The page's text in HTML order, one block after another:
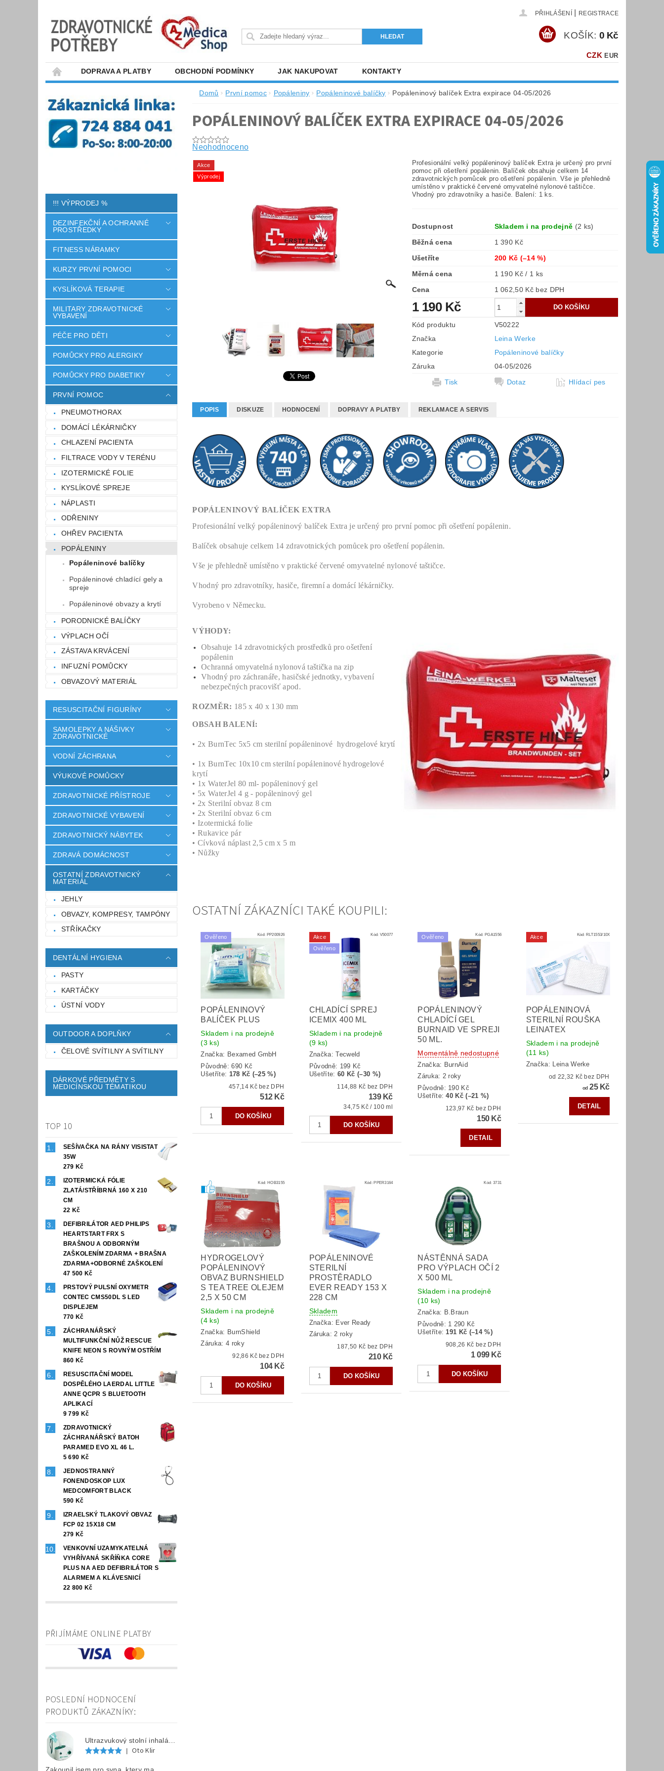
PŘIHLÁŠENÍ REGISTRACE
CZK EUR
KOŠÍK: 0 Kč
DOPRAVA A PLATBY OBCHODNÍ PODMÍNKY JAK NAKUPOVAT KONTAKTY
!!! VÝPRODEJ %
DEZINFEKČNÍ A OCHRANNÉ
PROSTŘEDKY
FITNESS NÁRAMKY
KURZY PRVNÍ POMOCI
KYSLÍKOVÁ TERAPIE
MILITARY ZDRAVOTNICKÉ
VYBAVENÍ
PÉČE PRO DĚTI
POMŮCKY PRO ALERGIKY
POMŮCKY PRO DIABETIKY
PRVNÍ POMOC
PNEUMOTHORAX
DOMÁCÍ LÉKÁRNIČKY
CHLAZENÍ PACIENTA
FILTRACE VODY V TERÉNU
IZOTERMICKÉ FOLIE
KYSLÍKOVÉ SPREJE
NÁPLASTI
ODŘENINY
OHŘEV PACIENTA
POPÁLENINY
Popáleninové balíčky
Popáleninové chladící gely a
spreje
Popáleninové obvazy a krytí
PORODNICKÉ BALÍČKY
VÝPLACH OČÍ
ZÁSTAVA KRVÁCENÍ
INFUZNÍ POMŮCKY
OBVAZOVÝ MATERIÁL
RESUSCITAČNÍ FIGURÍNY
SAMOLEPKY A NÁŠIVKY
ZDRAVOTNICKÉ
VODNÍ ZÁCHRANA
VÝUKOVÉ POMŮCKY
ZDRAVOTNICKÉ PŘÍSTROJE
ZDRAVOTNICKÉ VYBAVENÍ
ZDRAVOTNICKÝ NÁBYTEK
ZDRAVÁ DOMÁCNOST
OSTATNÍ ZDRAVOTNICKÝ
MATERIÁL
JEHLY
OBVAZY, KOMPRESY, TAMPÓNY
STŘÍKAČKY
DENTÁLNÍ HYGIENA
PASTY
KARTÁČKY
ÚSTNÍ VODY
OUTDOOR A DOPLŇKY
ČELOVÉ SVÍTILNY A SVÍTILNY
DÁRKOVÉ PŘEDMĚTY S
MEDICÍNSKOU TÉMATIKOU
TOP 10
SEŠÍVAČKA NA RÁNY VISISTAT
35W
279 Kč
IZOTERMICKÁ FÓLIE
ZLATÁ/STŘÍBRNÁ 160 X 210
CM
22 Kč
DEFIBRILÁTOR AED PHILIPS
HEARTSTART FRX S
BRAŠNOU A ODBORNÝM
ZAŠKOLENÍM ZDARMA + BRAŠNA
ZDARMA+ODBORNÉ ZAŠKOLENÍ
47 500 Kč
PRSTOVÝ PULSNÍ OXYMETR
CONTEC CMS50DL S LED
DISPLEJEM
770 Kč
ZÁCHRANÁŘSKÝ
MULTIFUNKČNÍ NŮŽ RESCUE
KNIFE NEON S ROVNÝM OSTŘÍM
860 Kč
RESUSCITAČNÍ MODEL
DOSPĚLÉHO LAERDAL LITTLE
ANNE QCPR S BLUETOOTH
APLIKACÍ
9 799 Kč
ZDRAVOTNICKÝ
ZÁCHRANÁŘSKÝ BATOH
PARAMED EVO XL 46 L.
5 690 Kč
JEDNOSTRANNÝ
FONENDOSKOP LUX
MEDCOMFORT BLACK
590 Kč
IZRAELSKÝ TLAKOVÝ OBVAZ
FCP 02 15X18 CM
279 Kč
VENKOVNÍ UZAMYKATELNÁ
VYHŘÍVANÁ SKŘÍŇKA CORE
PLUS NA AED DEFIBRILÁTOR S
ALARMEM A KLÁVESNICÍ
22 800 Kč
PŘIJÍMÁME ONLINE PLATBY
POSLEDNÍ HODNOCENÍ
PRODUKTŮ ZÁKAZNÍKY:
| Oto Klir
Zakoupil jsem pro syna, ktery ma
Domů První pomoc Popáleniny Popáleninové balíčky Popáleninový balíček Extra expirace 04-05/2026
POPÁLENINOVÝ BALÍČEK EXTRA EXPIRACE 04-05/2026
Neohodnoceno
Akce
Výprodej
Profesionální velký popáleninový balíček Extra je určený pro první
pomoc při ošetření popálenin. Balíček obsahuje celkem 14
zdravotnických pomůcek pro ošetření popálenin. Vše je přehledně
umístěno v praktické červené omyvatelné nylonové taštičce.
Vhodný pro zdravotníky a hasiče. Balení: 1 ks.
Dostupnost Skladem i na prodejně (2 ks)
Běžná cena
1 390 Kč
Ušetříte
200 Kč (–14 %)
Měrná cena
1 190 Kč / 1 ks
Cena
1 062,50 Kč bez DPH
1 190 Kč
Kód produktu
V50222
Značka
Leina Werke
Kategorie
Popáleninové balíčky
Záruka
04-05/2026
Tisk
Dotaz Hlídací pes
POPIS DISKUZE HODNOCENÍ DOPRAVY A PLATBY REKLAMACE A SERVIS
POPÁLENINOVÝ BALÍČEK EXTRA
Profesionální velký popáleninový balíček Extra je určený pro první pomoc při ošetření popálenin.
Balíček obsahuje celkem 14 zdravotnických pomůcek pro ošetření popálenin.
Vše je přehledně umístěno v praktické červené omyvatelné nylonové taštičce.
Vhodný pro zdravotníky, hasiče, firemní a domácí lékárničky.
Vyrobeno v Německu.
VÝHODY:
Obsahuje 14 zdravotnických prostředků pro ošetření
popálenin
Ochranná omyvatelná nylonová taštička na zip
Vhodný pro záchranáře, hasičské jednotky, vybavení
nebezpečných pracovišť apod.
ROZMĚR: 185 x 40 x 130 mm
OBSAH BALENÍ:
• 2x BurnTec 5x5 cm sterilní popáleninovéhydrogelové krytí
• 1x BurnTec 10x10 cm sterilní popáleninové hydrogelové
krytí
• 1x WaterJel 80 ml- popáleninový gel
• 5x WaterJel 4 g - popáleninový gel
• 2x Sterilní obvaz 8 cm
• 2x Sterilní obvaz 6 cm
• Izotermická folie
• Rukavice pár
• Cívková náplast 2,5 cm x 5 m
• Nůžky
OSTATNÍ ZÁKAZNÍCI TAKÉ KOUPILI:
Ověřeno Kód: PP200926
POPÁLENINOVÝ
BALÍČEK PLUS
Skladem i na prodejně
(3 ks)
Značka: Bexamed GmbH
Původně:690 Kč
Ušetříte: 178 Kč (–25 %)
457,14 Kč bez DPH
512 Kč
Akce
Ověřeno
Kód: V50077
CHLADÍCÍ SPREJ
ICEMIX 400 ML
Skladem i na prodejně
(9 ks)
Značka:Tecweld
Původně: 199 Kč
Ušetříte:60 Kč (–30 %)
114,88 Kč bez DPH
139 Kč
34,75 Kč / 100 ml
Ověřeno Kód: PGA1556
POPÁLENINOVÝ
CHLADÍCÍ GEL
BURNAID VE SPREJI
50 ML.
Momentálně nedostupné
Značka: BurnAid
Záruka: 2 roky
Původně: 190 Kč
Ušetříte:40 Kč (–21 %)
123,97 Kč bez DPH
150 Kč
DETAIL
Akce Kód:RLT1553/10X
POPÁLENINOVÁ
STERILNÍ ROUŠKA
LEINATEX
Skladem i na prodejně
(11 ks)
Značka: Leina Werke
od 22,32 Kč bez DPH
od25 Kč
DETAIL
Kód:HOB3155
HYDROGELOVÝ
POPÁLENINOVÝ
OBVAZ BURNSHIELD
S TEA TREE OLEJEM
2,5 X 50 CM
Skladem i na prodejně
(4 ks)
Značka: BurnShield
Záruka: 4 roky
92,86 Kč bez DPH
104 Kč
Kód:PPER3164
POPÁLENINOVÉ
STERILNÍ
PROSTĚRADLO
EVER READY 153 X
228 CM
Skladem
Značka: Ever Ready
Záruka: 2 roky
187,50 Kč bez DPH
210 Kč
Kód: 3731
NÁSTĚNNÁ SADA
PRO VÝPLACH OČÍ 2
X 500 ML
Skladem i na prodejně
(10 ks)
Značka: B.Braun
Původně: 1 290 Kč
Ušetříte:191 Kč (–14 %)
908,26 Kč bez DPH
1 099 Kč